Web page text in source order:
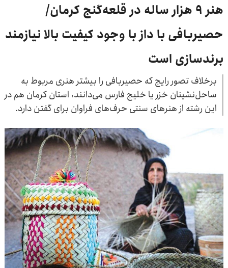
هنر ۹ هزار ساله در قلعه‌گنج کرمان/
حصیربافی با داز با وجود کیفیت بالا نیازمند
برندسازی است
برخلاف تصور رایج که حصیربافی را بیشتر هنری مربوط به
ساحل‌نشینان خزر یا خلیج‌ فارس می‌دانند، استان کرمان هم در
این رشته از هنرهای سنتی حرف‌های فراوان برای گفتن دارد.